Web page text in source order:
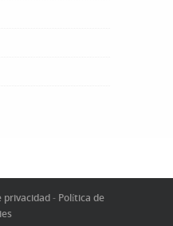
privacidad- Política de